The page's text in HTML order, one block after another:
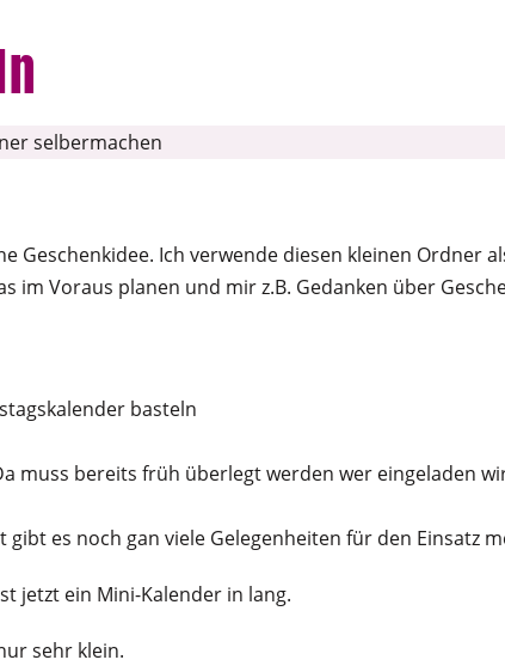
Geschenkidee. Ich verwende diesen kleinen Ordner
im Voraus planen und mir z.B. Gedanken über
muss bereits früh überlegt werden wer eingeladen
es noch gan viele Gelegenheiten für den Einsatz
jetzt ein Mini-Kalender in lang.
sehr klein.